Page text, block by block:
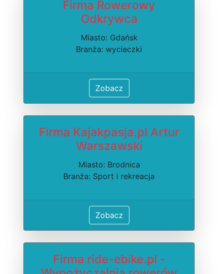
Firma Rowerowy
Odkrywca
Miasto: Gdańsk
Branża: wycieczki
Zobacz
Firma Kajakpasja.pl Artur
Warszawski
Miasto: Brodnica
Branża: Sport i rekreacja
Zobacz
Firma ride-ebike.pl -